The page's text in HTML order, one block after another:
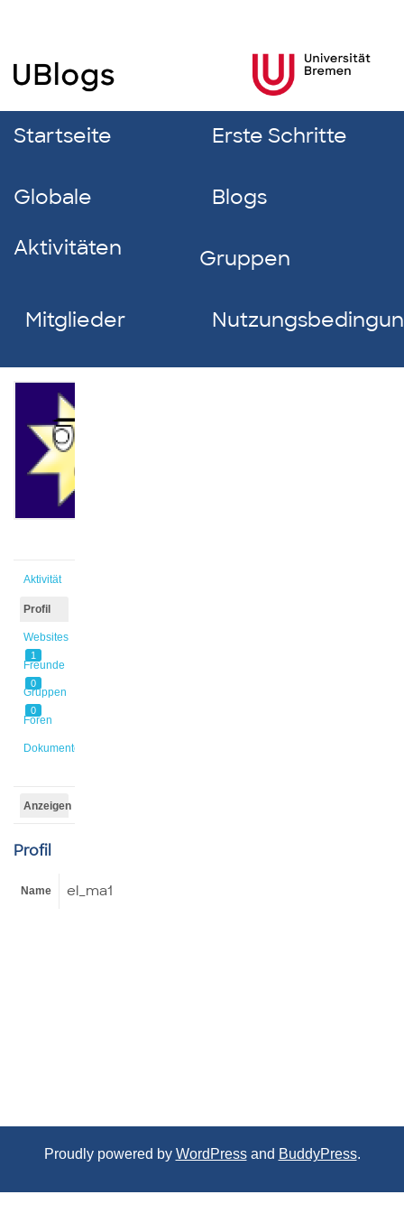
Startseite Erste Schritte
Globale
Aktivitäten
Blogs
Gruppen
Mitglieder
Aktivität
Profil
Websites
1
Freunde
0
Gruppen
0
Foren
Dokumente
Anzeigen
Profil
Name el_ma1
Proudly powered by WordPressand BuddyPress.